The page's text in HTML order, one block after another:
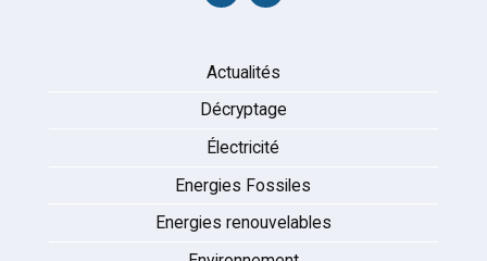
Actualités
Décryptage
Électricité
Energies Fossiles
Energies renouvelables